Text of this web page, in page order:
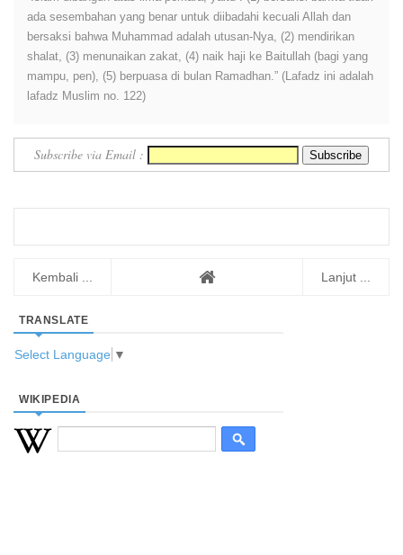
ada sesembahan yang benar untuk diibadahi kecuali Allah dan
bersaksi bahwa Muhammad adalah utusan-Nya, (2) mendirikan
shalat, (3) menunaikan zakat, (4) naik haji ke Baitullah (bagi yang
mampu, pen), (5) berpuasa di bulan Ramadhan.” (Lafadz ini adalah
lafadz Muslim no. 122)
Subscribe via Email :
Kembali ... Lanjut ...
TRANSLATE
Select Language ▼
WIKIPEDIA